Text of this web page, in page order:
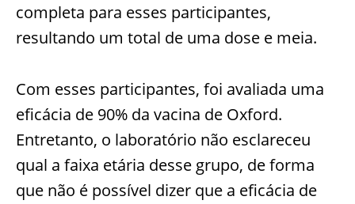
completa para esses participantes,
resultando um total de uma dose e meia.
Com esses participantes, foi avaliada uma
eficácia de 90% da vacina de Oxford.
Entretanto, o laboratório não esclareceu
qual a faixa etária desse grupo, de forma
que não é possível dizer que a eficácia de